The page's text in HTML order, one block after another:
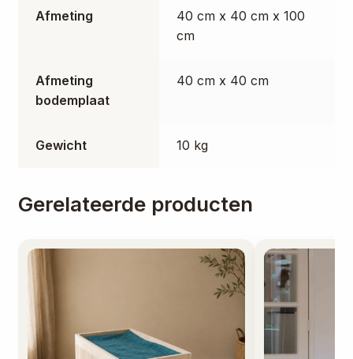
Afmeting
40 cm x 40 cm x 100
cm
Afmeting
bodemplaat
40 cm x 40 cm
Gewicht 10 kg
Gerelateerde producten